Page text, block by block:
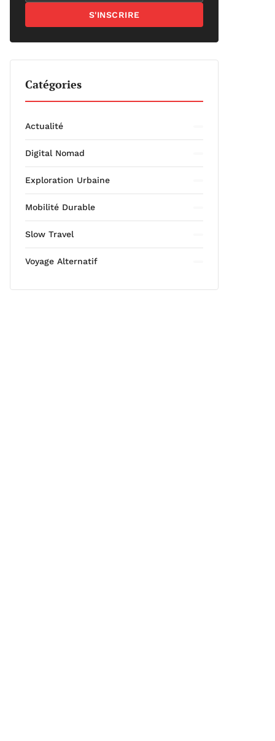
S'INSCRIRE
Catégories
Actualité
Digital Nomad
Exploration Urbaine
Mobilité Durable
Slow Travel
Voyage Alternatif